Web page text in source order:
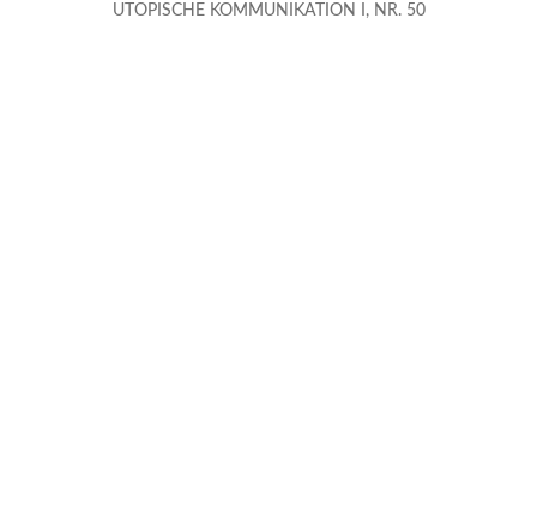
UTOPISCHE KOMMUNIKATION I, NR. 50